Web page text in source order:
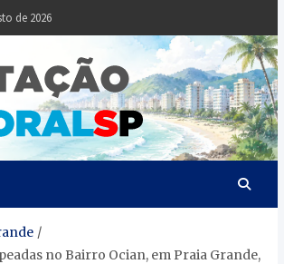
de 2026
Litoral
Notícias da
Baixada Santista
no Bairro Ocian, em Praia Grande,